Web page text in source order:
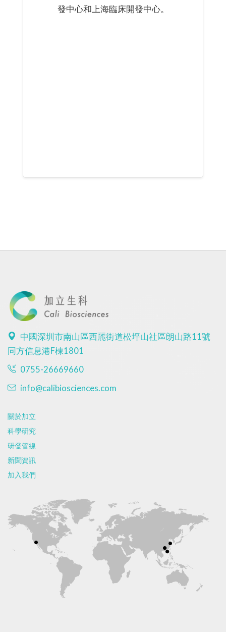
發中心和上海臨床開發中心。
中國深圳市南山區西麗街道松坪山社區朗山路11號
同方信息港F棟1801
0755-26669660
info@calibiosciences.com
關於加立
科學研究
研發管線
新聞資訊
加入我們